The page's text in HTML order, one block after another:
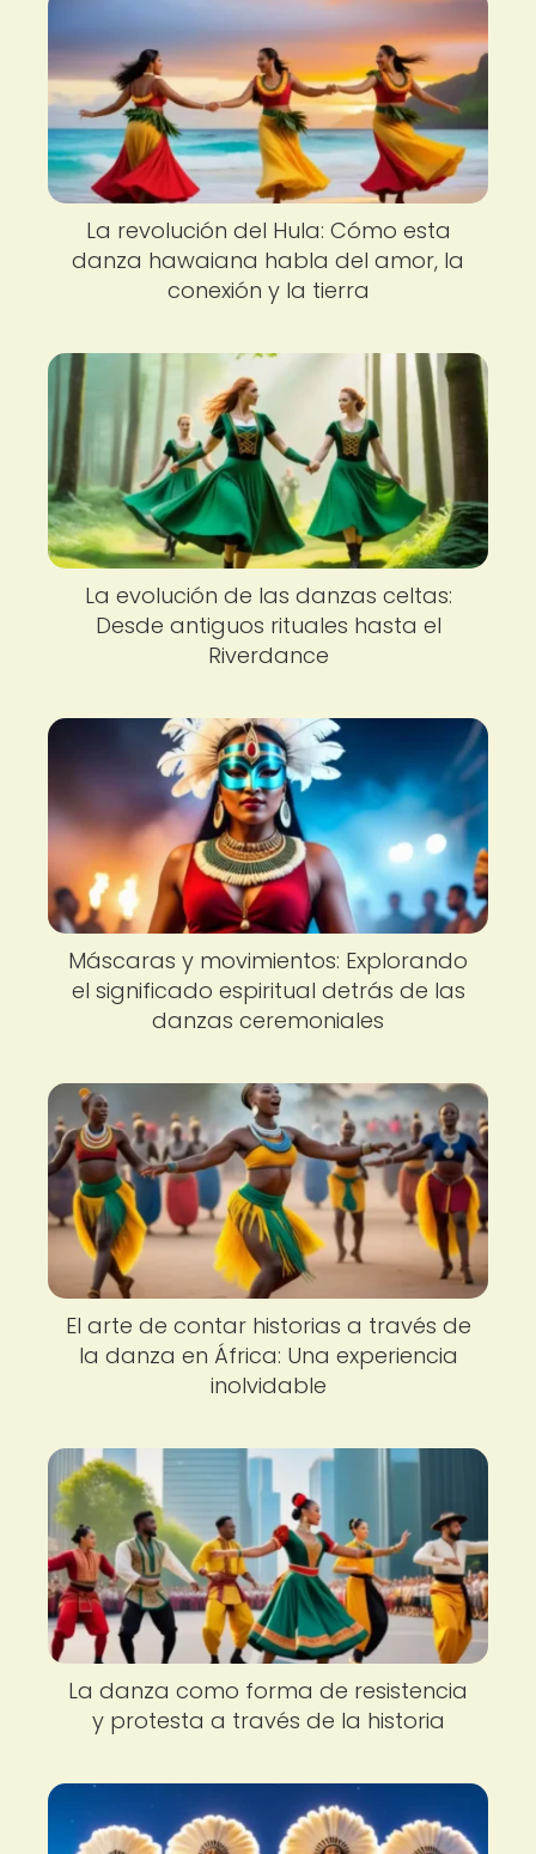
La revolución del Hula: Cómo esta
danza hawaiana habla del amor, la
conexión y la tierra
La evolución de las danzas celtas:
Desde antiguos rituales hasta el
Riverdance
Máscaras y movimientos: Explorando
el significado espiritual detrás de las
danzas ceremoniales
El arte de contar historias a través de
la danza en África: Una experiencia
inolvidable
La danza como forma de resistencia
y protesta a través de la historia